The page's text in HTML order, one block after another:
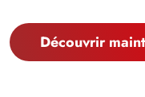
Découvrir